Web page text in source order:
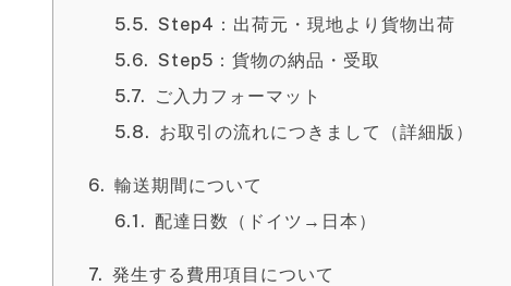
Step4：出荷元・現地より貨物出荷
Step5：貨物の納品・受取
ご入力フォーマット
お取引の流れにつきまして（詳細版）
輸送期間について
配達日数（ドイツ→日本）
発生する費用項目について